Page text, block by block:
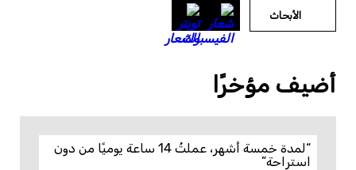
الأبحاث
أضيف مؤخرًا
“لمدة خمسة أشهر، عملتُ 14 ساعة يوميًا من دون
استراحة”